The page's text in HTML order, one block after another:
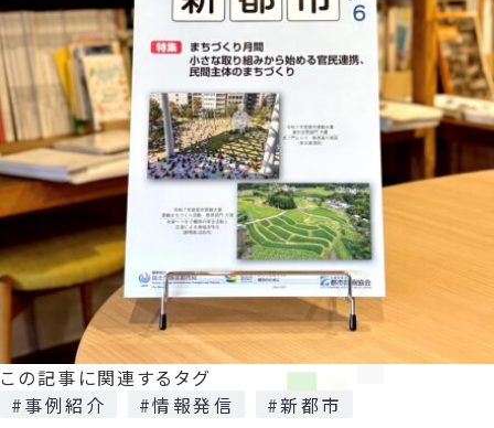
この記事に関連するタグ
#事例紹介
#情報発信
#新都市